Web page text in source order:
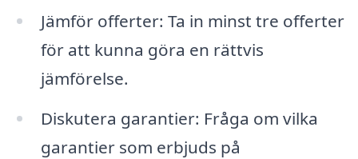
Jämför offerter: Ta in minst tre offerter
för att kunna göra en rättvis
jämförelse.
Diskutera garantier: Fråga om vilka
garantier som erbjuds på